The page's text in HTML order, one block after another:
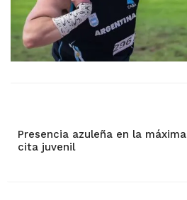
Presencia azuleña en la máxima
cita juvenil